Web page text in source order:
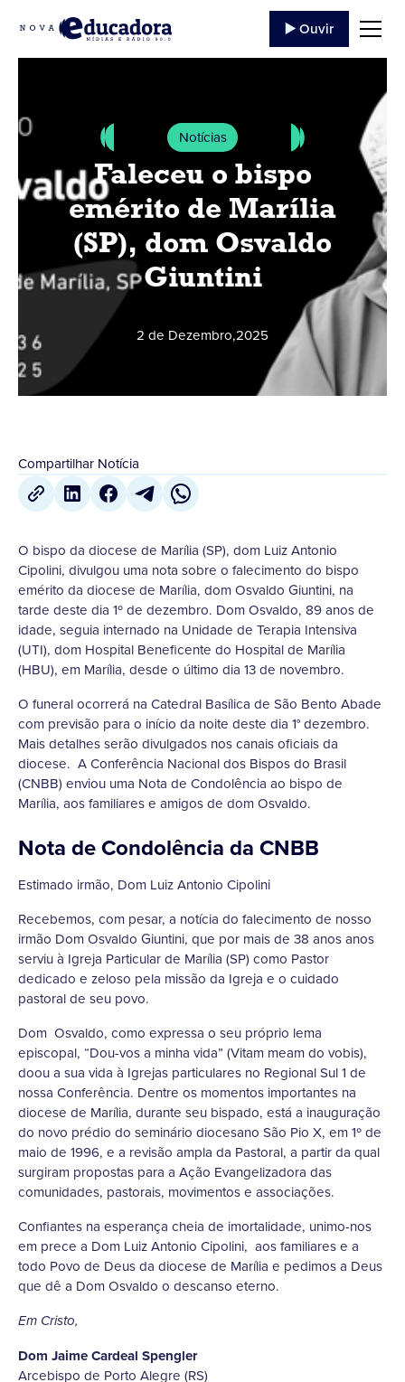
▶️ Ouvir
Notícias
Faleceu o bispo
emérito de Marília
(SP), dom Osvaldo
Giuntini
2 de Dezembro,2025
Compartilhar Notícia
O bispo da diocese de Marília (SP), dom Luiz Antonio
Cipolini, divulgou uma nota sobre o falecimento do bispo
emérito da diocese de Marília, dom Osvaldo Giuntini, na
tarde deste dia 1º de dezembro. Dom Osvaldo, 89 anos de
idade, seguia internado na Unidade de Terapia Intensiva
(UTI), dom Hospital Beneficente do Hospital de Marília
(HBU), em Marília, desde o último dia 13 de novembro.
O funeral ocorrerá na Catedral Basílica de São Bento Abade
com previsão para o início da noite deste dia 1° dezembro.
Mais detalhes serão divulgados nos canais oficiais da
diocese. A Conferência Nacional dos Bispos do Brasil
(CNBB) enviou uma Nota de Condolência ao bispo de
Marília, aos familiares e amigos de dom Osvaldo.
Nota de Condolência da CNBB
Estimado irmão, Dom Luiz Antonio Cipolini
Recebemos, com pesar, a notícia do falecimento de nosso
irmão Dom Osvaldo Giuntini, que por mais de 38 anos anos
serviu à Igreja Particular de Marília (SP) como Pastor
dedicado e zeloso pela missão da Igreja e o cuidado
pastoral de seu povo.
Dom Osvaldo, como expressa o seu próprio lema
episcopal, “Dou-vos a minha vida” (Vitam meam do vobis),
doou a sua vida à Igrejas particulares no Regional Sul 1 de
nossa Conferência. Dentre os momentos importantes na
diocese de Marília, durante seu bispado, está a inauguração
do novo prédio do seminário diocesano São Pio X, em 1º de
maio de 1996, e a revisão ampla da Pastoral, a partir da qual
surgiram propostas para a Ação Evangelizadora das
comunidades, pastorais, movimentos e associações.
Confiantes na esperança cheia de imortalidade, unimo-nos
em prece a Dom Luiz Antonio Cipolini, aos familiares e a
todo Povo de Deus da diocese de Marília e pedimos a Deus
que dê a Dom Osvaldo o descanso eterno.
Em Cristo,
Dom Jaime Cardeal Spengler
Arcebispo de Porto Alegre (RS)